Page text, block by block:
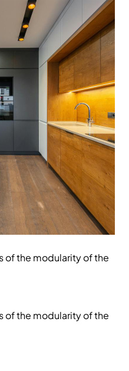
of the modularity of the
of the modularity of the